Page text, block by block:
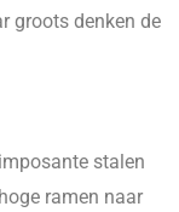
groots denken de
stalen
ramen naar